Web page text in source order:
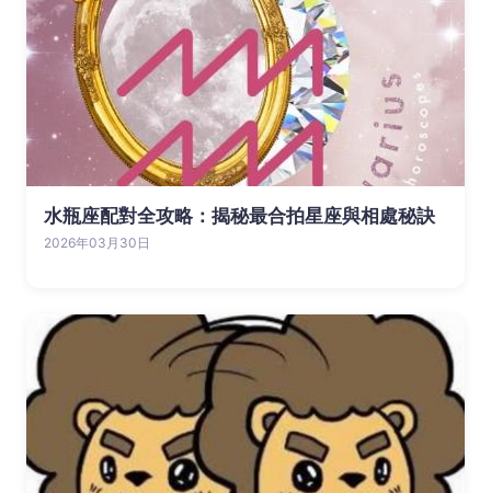
水瓶座配對全攻略：揭秘最合拍星座與相處秘訣
2026年03月30日